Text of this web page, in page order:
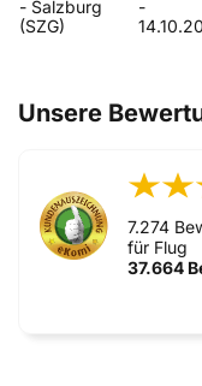
- Salzburg
(SZG)
-
Unsere
7.274
für Flug
37.664